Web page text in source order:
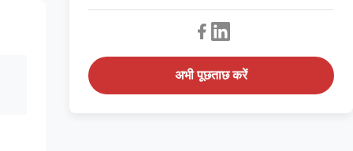
अभी पूछताछ करें